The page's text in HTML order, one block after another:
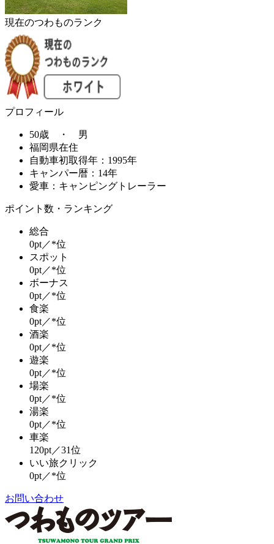
現在のつわものランク
プロフィール
50歳 ・ 男
福岡県在住
自動車初取得年：1995年
キャンパー暦：14年
愛車：キャンピングトレーラー
ポイント数・ランキング
総合
0pt／*位
スポット
0pt／*位
ボーナス
0pt／*位
食楽
0pt／*位
酒楽
0pt／*位
遊楽
0pt／*位
場楽
0pt／*位
湯楽
0pt／*位
車楽
120pt／31位
いい旅クリック
0pt／*位
お問い合わせ